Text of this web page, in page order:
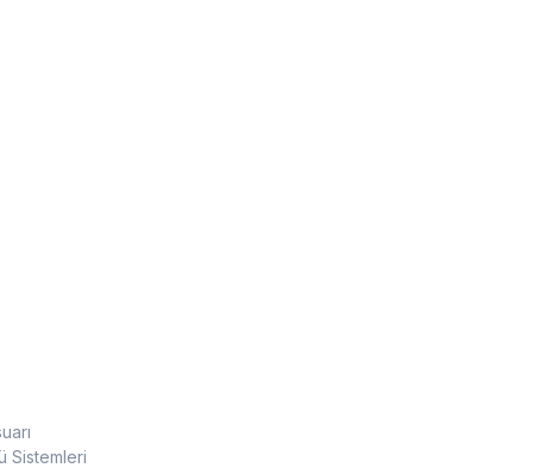
Sistemleri